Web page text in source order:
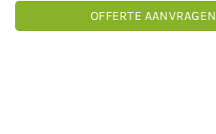
OFFERTE AANVRAGEN